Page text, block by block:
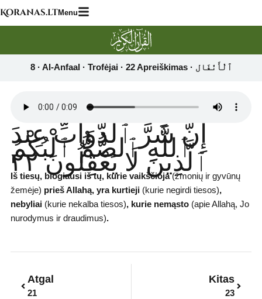
Skip
to
Koranas.ltMenu
إِنَّ شَرَّ ٱلدَّوَآبِّ عِندَ
ٱللَّهِ ٱلصُّمُّ ٱلْبُكْمُ
ٱلَّذِينَ لَا يَعْقِلُونَ ٢٢
Iš tiesų, blogiausi iš tų, kurie vaikščioja(žmonių ir gyvūnų
žemėje) prieš Allahą, yra kurtieji(kurie negirdi tiesos),
nebyliai(kurie nekalba tiesos), kurie nemąsto(apie Allahą, Jo
nurodymus ir draudimus).
Atgal
21
Kitas
23